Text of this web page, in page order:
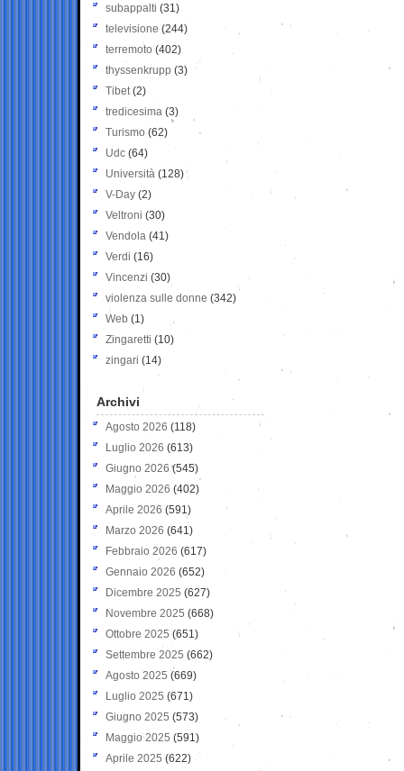
subappalti (31)
televisione(244)
terremoto (402)
thyssenkrupp (3)
Tibet(2)
tredicesima (3)
Turismo (62)
Udc (64)
Università (128)
V-Day (2)
Veltroni (30)
Vendola (41)
Verdi (16)
Vincenzi (30)
violenza sulle donne (342)
Web (1)
Zingaretti (10)
zingari (14)
Archivi
Agosto 2026 (118)
Luglio 2026 (613)
Giugno 2026 (545)
Maggio 2026 (402)
Aprile 2026 (591)
Marzo 2026 (641)
Febbraio 2026 (617)
Gennaio 2026 (652)
Dicembre 2025 (627)
Novembre 2025 (668)
Ottobre 2025 (651)
Settembre 2025 (662)
Agosto 2025 (669)
Luglio 2025 (671)
Giugno 2025 (573)
Maggio 2025 (591)
Aprile 2025 (622)